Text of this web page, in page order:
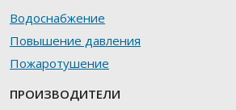
Водоснабжение
Повышение давления
Пожаротушение
ПРОИЗВОДИТЕЛИ